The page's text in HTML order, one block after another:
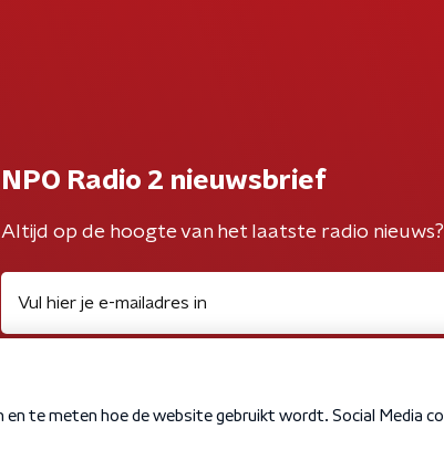
NPO Radio 2 nieuwsbrief
Altijd op de hoogte van het laatste radio nieuws?